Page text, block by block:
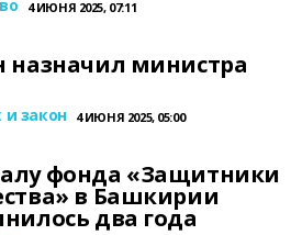
4 ИЮНЯ 2025, 07:11
назначил министра
и закон 4 ИЮНЯ 2025, 05:00
фонда «Защитники
в Башкирии
два года